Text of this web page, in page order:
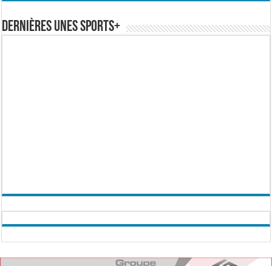
Dernières Unes Sports+